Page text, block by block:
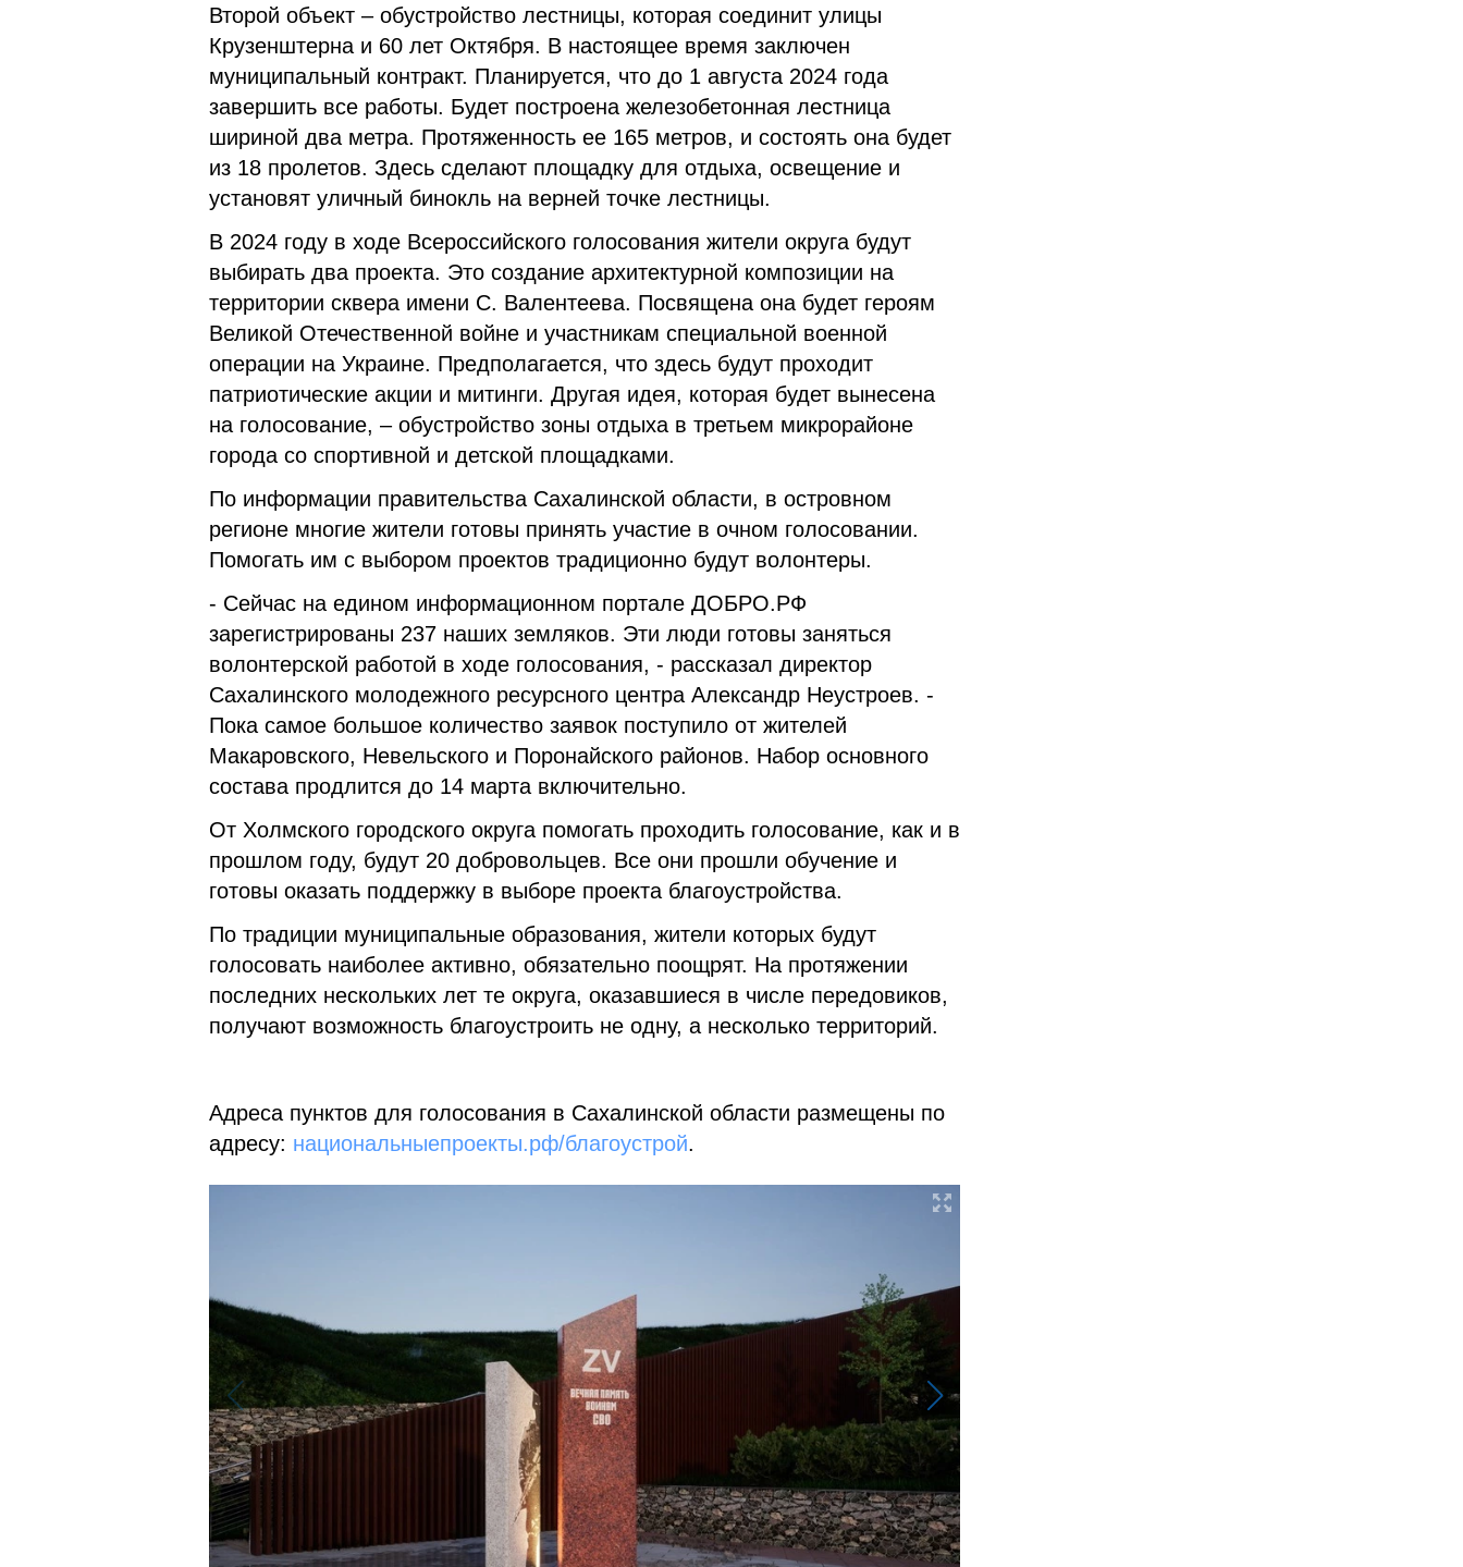
Второй объект – обустройство лестницы, которая соединит улицы
Крузенштерна и 60 лет Октября. В настоящее время заключен
муниципальный контракт. Планируется, что до 1 августа 2024 года
завершить все работы. Будет построена железобетонная лестница
шириной два метра. Протяженность ее 165 метров, и состоять она будет
из 18 пролетов. Здесь сделают площадку для отдыха, освещение и
установят уличный бинокль на верней точке лестницы.
В 2024 году в ходе Всероссийского голосования жители округа будут
выбирать два проекта. Это создание архитектурной композиции на
территории сквера имени С. Валентеева. Посвящена она будет героям
Великой Отечественной войне и участникам специальной военной
операции на Украине. Предполагается, что здесь будут проходит
патриотические акции и митинги. Другая идея, которая будет вынесена
на голосование, – обустройство зоны отдыха в третьем микрорайоне
города со спортивной и детской площадками.
По информации правительства Сахалинской области, в островном
регионе многие жители готовы принять участие в очном голосовании.
Помогать им с выбором проектов традиционно будут волонтеры.
- Сейчас на едином информационном портале ДОБРО.РФ
зарегистрированы 237 наших земляков. Эти люди готовы заняться
волонтерской работой в ходе голосования, - рассказал директор
Сахалинского молодежного ресурсного центра Александр Неустроев. -
Пока самое большое количество заявок поступило от жителей
Макаровского, Невельского и Поронайского районов. Набор основного
состава продлится до 14 марта включительно.
От Холмского городского округа помогать проходить голосование, как и в
прошлом году, будут 20 добровольцев. Все они прошли обучение и
готовы оказать поддержку в выборе проекта благоустройства.
По традиции муниципальные образования, жители которых будут
голосовать наиболее активно, обязательно поощрят. На протяжении
последних нескольких лет те округа, оказавшиеся в числе передовиков,
получают возможность благоустроить не одну, а несколько территорий.
Адреса пунктов для голосования в Сахалинской области размещены по
адресу: национальныепроекты.рф/благоустрой.